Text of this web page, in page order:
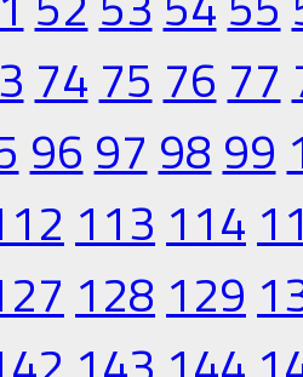
74 75 76 77
96 97 98 99
113 114
128 129